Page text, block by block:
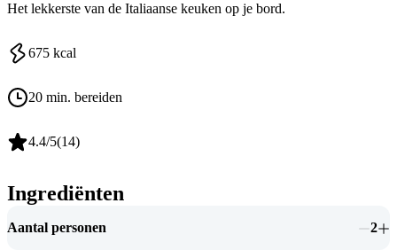
Het lekkerste van de Italiaanse keuken op je bord.
675 kcal
20 min. bereiden
4.4/5(14)
Ingrediënten
Aantal personen 2